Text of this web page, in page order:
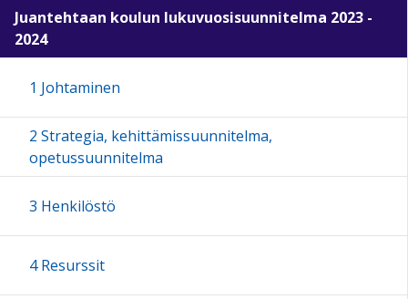
Juantehtaan koulun lukuvuosisuunnitelma 2023 -
2024
1 Johtaminen
2 Strategia, kehittämissuunnitelma,
opetussuunnitelma
3 Henkilöstö
4 Resurssit